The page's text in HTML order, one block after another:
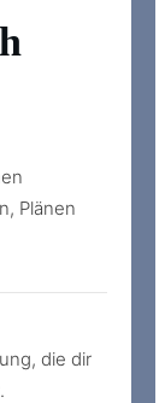
Plänen
die dir